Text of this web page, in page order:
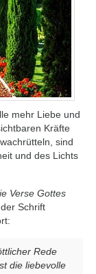
mehr Liebe und
Kräfte
wachrütteln, sind
und des Lichts
Verse Gottes
der Schrift
Rede
die liebevolle